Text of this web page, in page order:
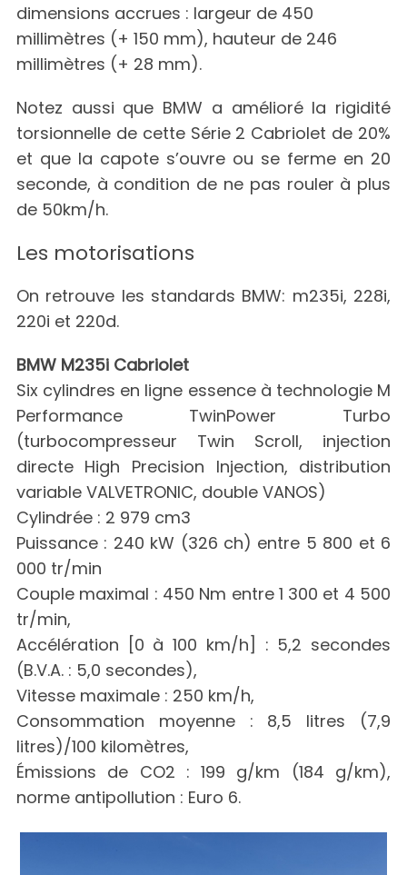
dimensions accrues : largeur de 450
millimètres (+ 150 mm), hauteur de 246
millimètres (+ 28 mm).
Notez aussi que BMW a amélioré la rigidité
torsionnelle de cette Série 2 Cabriolet de 20%
et que la capote s’ouvre ou se ferme en 20
seconde, à condition de ne pas rouler à plus
de 50km/h.
Les motorisations
On retrouve les standards BMW: m235i, 228i,
220i et 220d.
BMW M235i Cabriolet
Six cylindres en ligne essence à technologie M
Performance TwinPower Turbo
(turbocompresseur Twin Scroll, injection
directe High Precision Injection, distribution
variable VALVETRONIC, double VANOS)
Cylindrée : 2 979 cm3
Puissance : 240 kW (326 ch) entre 5 800 et 6
000 tr/min
Couple maximal : 450 Nm entre 1 300 et 4 500
tr/min,
Accélération [0 à 100 km/h] : 5,2 secondes
(B.V.A. : 5,0 secondes),
Vitesse maximale : 250 km/h,
Consommation moyenne : 8,5 litres (7,9
litres)/100 kilomètres,
Émissions de CO2 : 199 g/km (184 g/km),
norme antipollution : Euro 6.